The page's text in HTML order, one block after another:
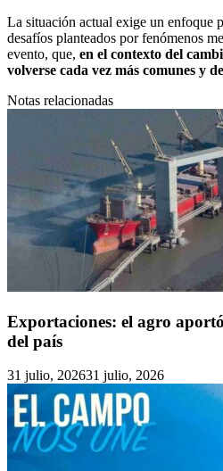
La situación actual exige un enfoque
desafíos planteados por fenómenos
evento, que, en el contexto del
volverse cada vez más comunes y
Notas relacionadas
Exportaciones: el agro
del país
31 julio, 202631 julio, 2026